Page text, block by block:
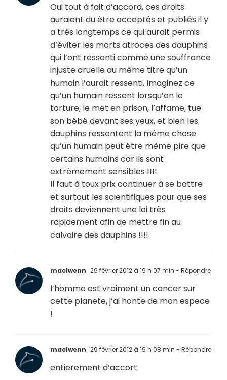
Oui tout à fait d’accord, ces droits
auraient du être acceptés et publiés il y
a très longtemps ce qui aurait permis
d’éviter les morts atroces des dauphins
qui l’ont ressenti comme une souffrance
injuste cruelle au même titre qu’un
humain l’aurait ressenti. Imaginez ce
qu’un humain ressent lorsqu’on le
torture, le met en prison, l’affame, tue
son bébé devant ses yeux, et bien les
dauphins ressentent la même chose
qu’un humain peut être même pire que
certains humains car ils sont
extrèmement sensibles !!!!
Il faut à toux prix continuer à se battre
et surtout les scientifiques pour que ses
droits deviennent une loi très
rapidement afin de mettre fin au
calvaire des dauphins !!!!
maelwenn 29 février 2012 à 19 h 07 min - Répondre
l’homme est vraiment un cancer sur
cette planete, j’ai honte de mon espece
!
maelwenn 29 février 2012 à 19 h 08 min - Répondre
entierement d’accort